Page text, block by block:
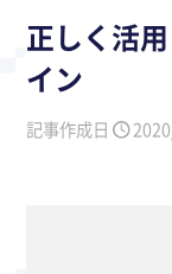
正しく活
イン
記事作成日